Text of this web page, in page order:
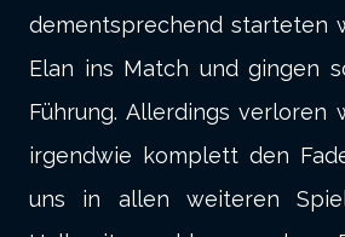
dementsprechend starteten
Elan ins Match und gingen
Führung. Allerdings verloren
irgendwie komplett den
uns in allen weiteren